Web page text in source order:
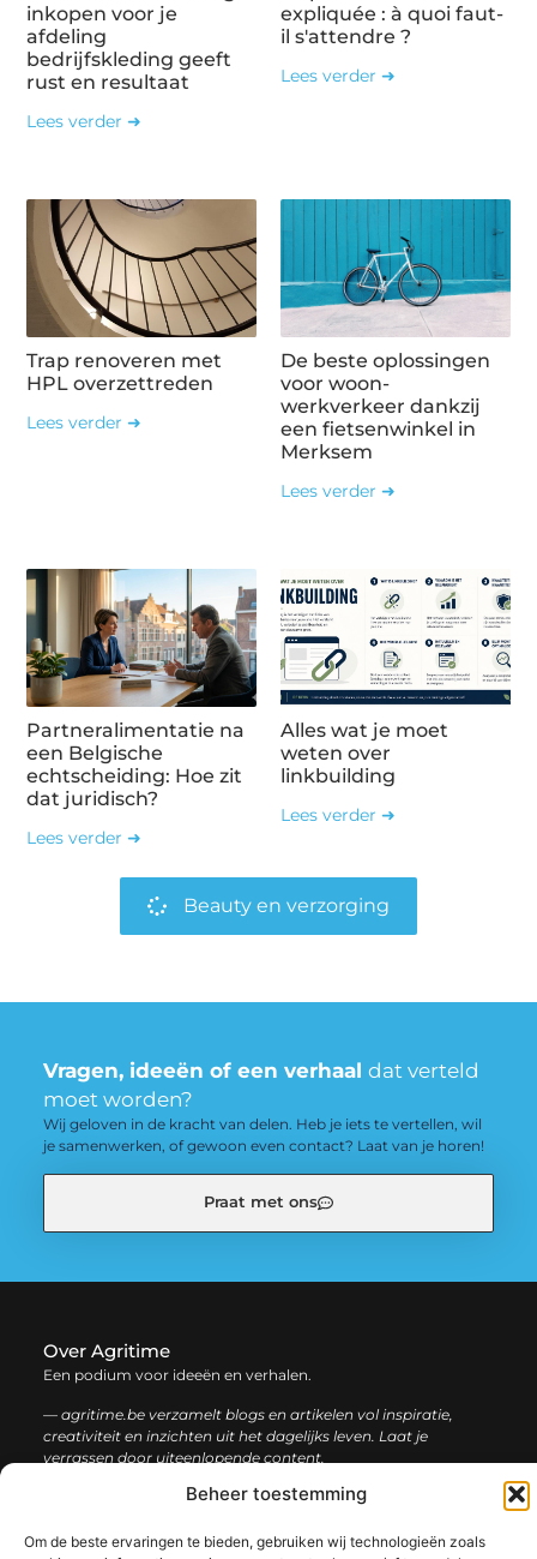
Beheer toestemming
Om de beste ervaringen te bieden, gebruiken wij technologieën zoals
inkopen voor je
afdeling
bedrijfskleding geeft
rust en resultaat
Lees verder ➜
expliquée : à quoi faut-
il s'attendre ?
Lees verder ➜
Trap renoveren met
HPL overzettreden
Lees verder ➜
De beste oplossingen
voor woon-
werkverkeer dankzij
een fietsenwinkel in
Merksem
Lees verder ➜
Partneralimentatie na
een Belgische
echtscheiding: Hoe zit
dat juridisch?
Lees verder ➜
Alles wat je moet
weten over
linkbuilding
Lees verder ➜
Beauty en verzorging
Vragen, ideeën of een verhaal dat verteld
moet worden?
Wij geloven in de kracht van delen. Heb je iets te vertellen, wil
je samenwerken, of gewoon even contact? Laat van je horen!
Praat met ons
Over Agritime
Een podium voor ideeën en verhalen.
— agritime.be verzamelt blogs en artikelen vol inspiratie,
creativiteit en inzichten uit het dagelijks leven. Laat je
verrassen door uiteenlopende content.
informatie